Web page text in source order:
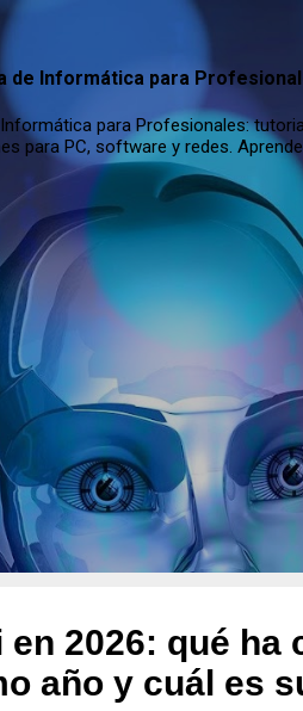
de Informática para
para Profesionales:
para PC, software y redes.
en 2026: qué ha
año y cuál es